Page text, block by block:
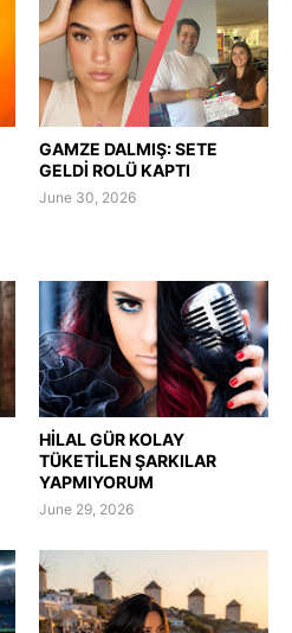
GAMZE DALMIŞ: SETE
GELDİ ROLÜ KAPTI
June 30, 2026
HİLAL GÜR KOLAY
TÜKETİLEN ŞARKILAR
YAPMIYORUM
June 29, 2026